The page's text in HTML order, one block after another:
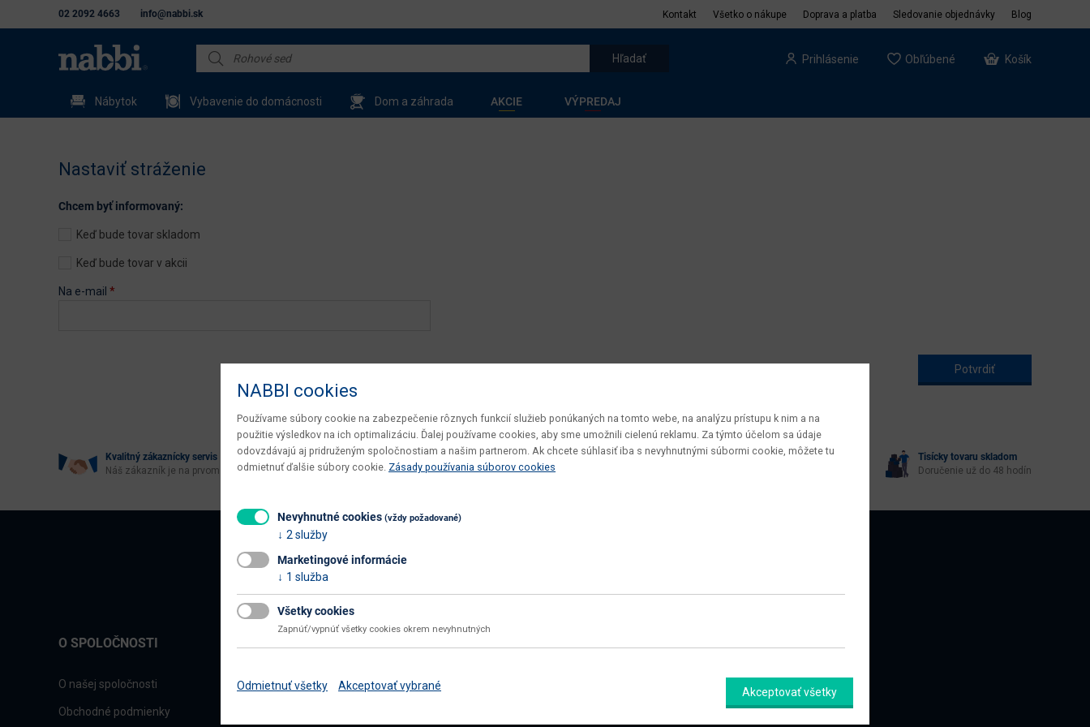
02 2092 4663 info@nabbi.sk Kontakt Všetko o nákupe Doprava a platba Sledovanie objednávky Blog
Prihlásenie Obľúbené Košík
Nábytok Vybavenie do domácnosti Dom a záhrada AKCIE VÝPREDAJ
Nastaviť stráženie
Chcem byť informovaný:
Keď bude tovar skladom
Keď bude tovar v akcii
Na e-mail *
Kvalitný zákaznícky servis
Náš zákazník je na prvom mieste
Vrátenie tovaru do 30 dní
Maximálne pohodlie pre vás
Top ceny
Tisícky tovaru skladom
Doručenie už do 48 hodín
O SPOLOČNOSTI
O našej spoločnosti
Obchodné podmienky
Obchodné podmienky Reklamačný formulár
Odstúpiť od zmluvy tu
NABBI cookies
Používame súbory cookie na zabezpečenie rôznych funkcií služieb ponúkaných na tomto webe, na analýzu prístupu k nim a na
použitie výsledkov na ich optimalizáciu. Ďalej používame cookies, aby sme umožnili cielenú reklamu. Za týmto účelom sa údaje
odovzdávajú aj pridruženým spoločnostiam a našim partnerom. Ak chcete súhlasiť iba s nevyhnutnými súbormi cookie, môžete tu
odmietnuť ďalšie súbory cookie. Zásady používania súborov cookies
Nevyhnutné cookies (vždy požadované)
2 služby
Marketingové informácie
1 služba
Všetky cookies
Zapnúť/vypnúť všetky cookies okrem nevyhnutných
Odmietnuť všetky Akceptovať vybrané Akceptovať všetky